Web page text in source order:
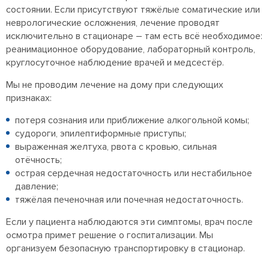
состоянии. Если присутствуют тяжёлые соматические или
неврологические осложнения, лечение проводят
исключительно в стационаре – там есть всё необходимое:
реанимационное оборудование, лабораторный контроль,
круглосуточное наблюдение врачей и медсестёр.
Мы не проводим лечение на дому при следующих
признаках:
потеря сознания или приближение алкогольной комы;
судороги, эпилептиформные приступы;
выраженная желтуха, рвота с кровью, сильная
отёчность;
острая сердечная недостаточность или нестабильное
давление;
тяжёлая печеночная или почечная недостаточность.
Если у пациента наблюдаются эти симптомы, врач после
осмотра примет решение о госпитализации. Мы
организуем безопасную транспортировку в стационар.